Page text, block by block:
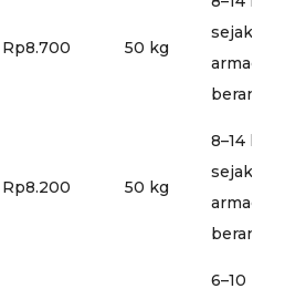
Rp8.700 50 kg
sejak
armada
Rp8.200 50 kg
8–14 hari
sejak
armada
6–10 hari